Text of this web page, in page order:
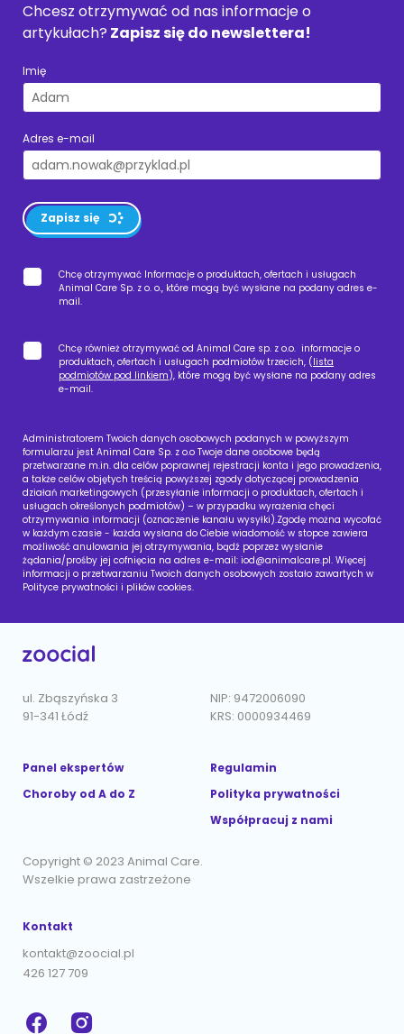
Chcesz otrzymywać od nas informacje o
artykułach? Zapisz się do newslettera!
Imię
Adres e-mail
Zapisz się
Chcę otrzymywać Informacje o produktach, ofertach i usługach
Animal Care Sp. z o. o., które mogą być wysłane na podany adres e-
mail.
Chcę również otrzymywać od Animal Care sp. z o.o. informacje o
produktach, ofertach i usługach podmiotów trzecich, (lista
podmiotów pod linkiem), które mogą być wysłane na podany adres
e-mail.
Administratorem Twoich danych osobowych podanych w powyższym
formularzu jest Animal Care Sp. z o.o Twoje dane osobowe będą
przetwarzane m.in. dla celów poprawnej rejestracji konta i jego prowadzenia,
a także celów objętych treścią powyższej zgody dotyczącej prowadzenia
działań marketingowych (przesyłanie informacji o produktach, ofertach i
usługach określonych podmiotów) – w przypadku wyrażenia chęci
otrzymywania informacji (oznaczenie kanału wysyłki).Zgodę można wycofać
w każdym czasie - każda wysłana do Ciebie wiadomość w stopce zawiera
możliwość anulowania jej otrzymywania, bądź poprzez wysłanie
żądania/prośby jej cofnięcia na adres e-mail: iod@animalcare.pl. Więcej
informacji o przetwarzaniu Twoich danych osobowych zostało zawartych w
Polityce prywatności i plików cookies.
ul. Zbąszyńska 3
91-341 Łódź
NIP: 9472006090
KRS: 0000934469
Panel ekspertów
Choroby od A do Z
Regulamin
Polityka prywatności
Współpracuj z nami
Copyright © 2023 Animal Care.
Wszelkie prawa zastrzeżone
Kontakt
kontakt@zoocial.pl
426 127 709